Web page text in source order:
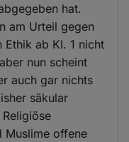
hat.
am Urteil gegen
Ethik ab Kl. 1 nicht
nun scheint
auch gar nichts
säkular
Muslime offene